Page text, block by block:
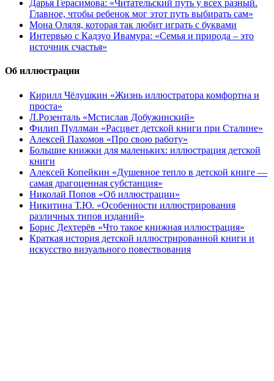
Дарья Герасимова: «Читательский путь у всех разный.
Главное, чтобы ребенок мог этот путь выбирать сам»
Мона Оляля, которая так любит играть с буквами
Интервью с Кадзуо Ивамура: «Семья и природа – это
источник счастья»
Об иллюстрации
Кирилл Чёлушкин «Жизнь иллюстратора комфортна и
проста»
Л.Розенталь «Мстислав Добужинский»
Филип Пуллман «Расцвет детской книги при Сталине»
Алексей Пахомов «Про свою работу»
Большие книжки для маленьких: иллюстрация детской
книги
Алексей Копейкин «Душевное тепло в детской книге —
самая драгоценная субстанция»
Николай Попов «Об иллюстрации»
Никитина Т.Ю. «Особенности иллюстрирования
различных типов изданий»
Борис Дехтерёв «Что такое книжная иллюстрация»
Краткая история детской иллюстрированной книги и
искусство визуального повествования